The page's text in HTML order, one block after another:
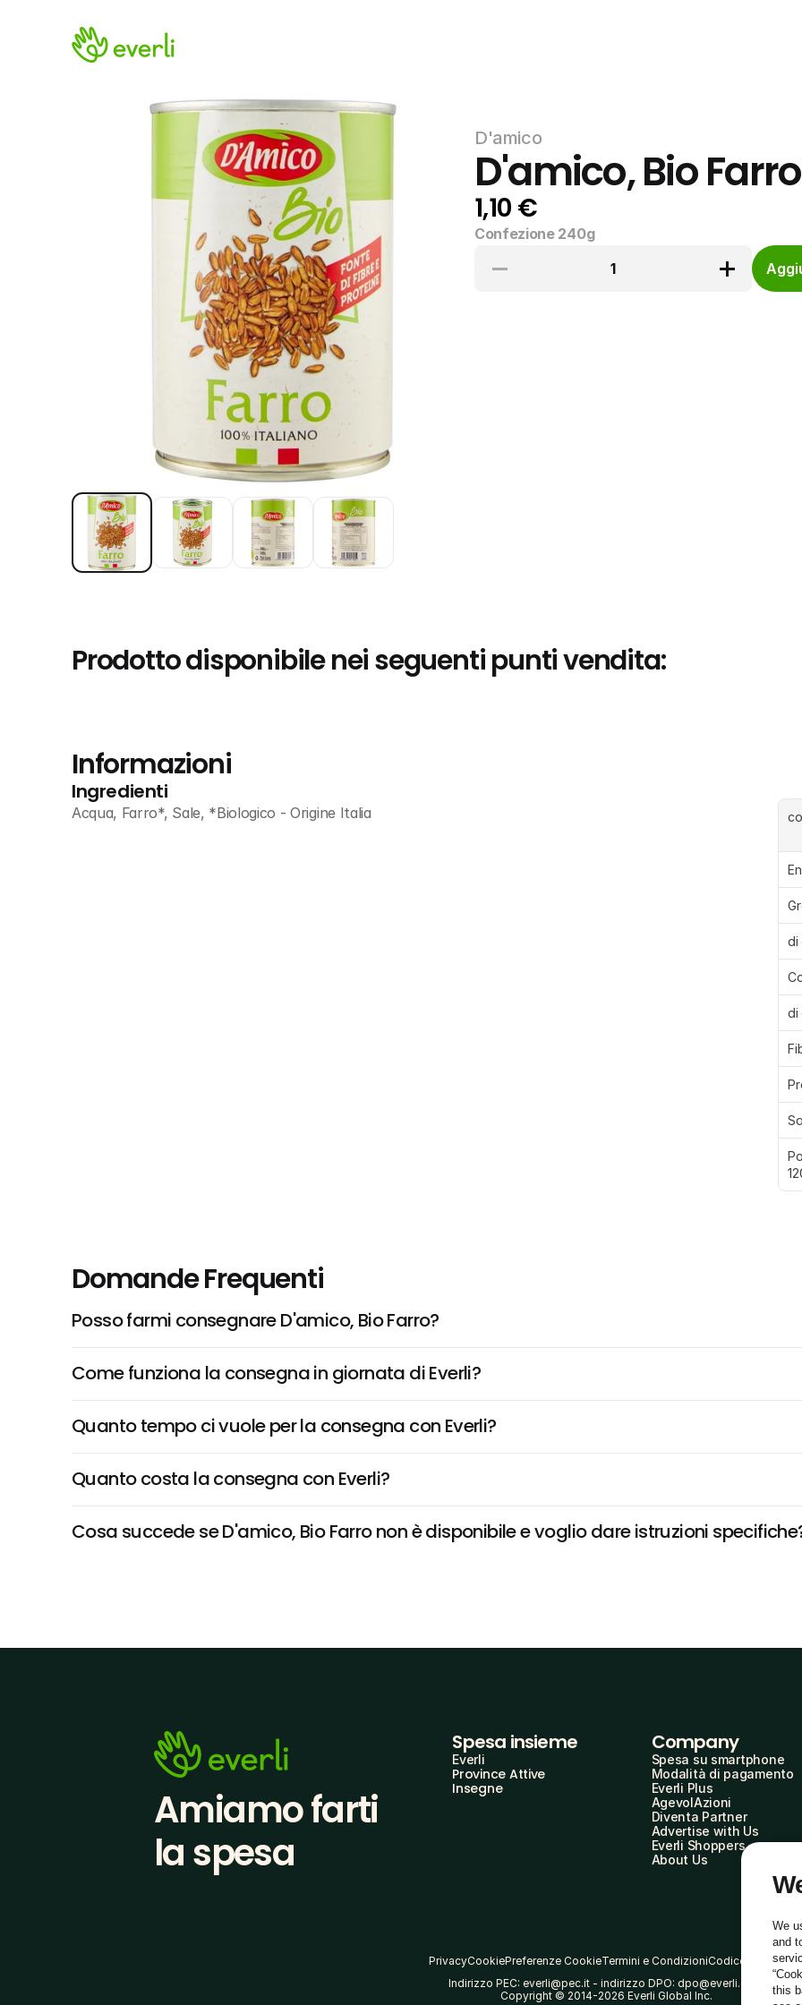
D'amico
D'amico, Bio Farro
1,10 €
Confezione 240g
1
Prodotto disponibile nei seguenti punti vendita:
Informazioni
Ingredienti
Acqua, Farro*, Sale, *Biologico - Origine Italia
di
di
Domande Frequenti
Posso farmi consegnare D'amico, Bio Farro?
Come funziona la consegna in giornata di Everli?
Quanto tempo ci vuole per la consegna con Everli?
Quanto costa la consegna con Everli?
Cosa succede se D'amico, Bio Farro non è disponibile e voglio dare istruzioni
Amiamo farti
la spesa
Spesa insieme
Everli
Province Attive
Insegne
Company
Spesa su smartphone
Modalità di pagamento
Everli Plus
AgevolAzioni
Diventa Partner
Advertise with Us
Everli Shoppers
About Us
PrivacyCookiePreferenze CookieTermini e CondizioniCodice Etico
Indirizzo PEC: everli@pec.it - indirizzo DPO: dpo@everli.com
Copyright © 2014-2026 Everli Global Inc.
We
and
this